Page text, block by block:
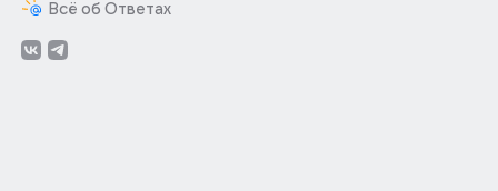
Всё об Ответах